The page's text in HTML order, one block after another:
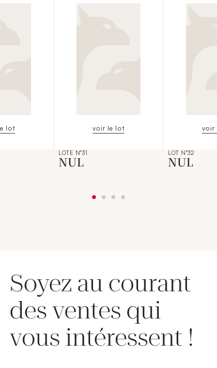
lot voir le lot
LOTE N°31
NUL
voir
LOT N°32
NUL
Soyez au courant
des ventes qui
vous intéressent !